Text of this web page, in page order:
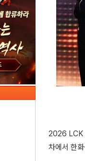
2026 LCK
차에서 한